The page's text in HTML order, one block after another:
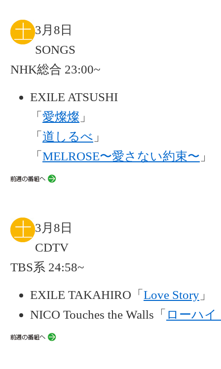
3月8日
SONGS
NHK総合 23:00~
EXILE ATSUSHI
「 愛燦燦 」
「 道しるべ 」
「 MELROSE〜愛さない約束〜 」
3月8日
CDTV
TBS系 24:58~
EXILE TAKAHIRO「 Love Story 」
NICO Touches the Walls「 ローハイ